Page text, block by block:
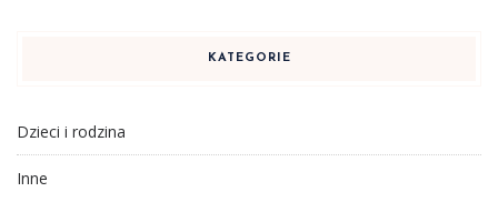
KATEGORIE
Dzieci i rodzina
Inne